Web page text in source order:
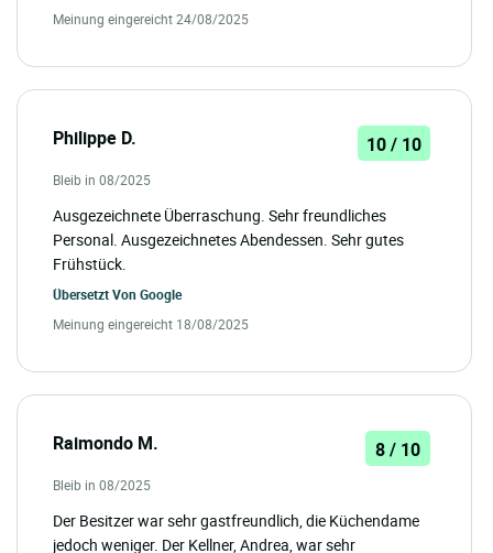
Meinung eingereicht 24/08/2025
Philippe D. 10 / 10
Bleib in 08/2025
Ausgezeichnete Überraschung. Sehr freundliches
Personal. Ausgezeichnetes Abendessen. Sehr gutes
Frühstück.
Übersetzt Von Google
Meinung eingereicht 18/08/2025
Raimondo M. 8 / 10
Bleib in 08/2025
Der Besitzer war sehr gastfreundlich, die Küchendame
jedoch weniger. Der Kellner, Andrea, war sehr